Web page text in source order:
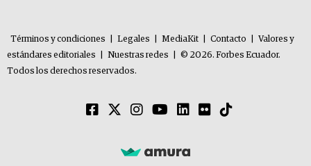
Términos y condiciones Legales MediaKit Contacto
Valores y
estándares editoriales
Nuestras redes
© 2026. Forbes Ecuador.
Todos los derechos reservados.